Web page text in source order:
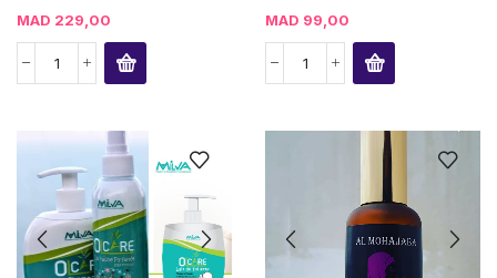
MAD 229,00 MAD 99,00